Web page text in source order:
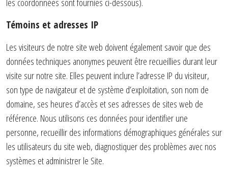
Témoins et adresses IP
Les visiteurs de notre site web doivent également savoir que des
données techniques anonymes peuvent être recueillies durant leur
visite sur notre site. Elles peuvent inclure l’adresse IP du visiteur,
son type de navigateur et de système d’exploitation, son nom de
domaine, ses heures d’accès et ses adresses de sites web de
référence. Nous utilisons ces données pour identifier une
personne, recueillir des informations démographiques générales sur
les utilisateurs du site web, diagnostiquer des problèmes avec nos
systèmes et administrer le Site.